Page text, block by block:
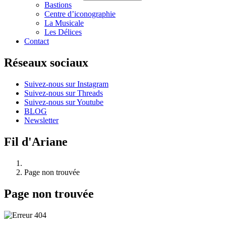
Bastions
Centre d’iconographie
La Musicale
Les Délices
Contact
Réseaux sociaux
Suivez-nous sur Instagram
Suivez-nous sur Threads
Suivez-nous sur Youtube
BLOG
Newsletter
Fil d'Ariane
Page non trouvée
Page non trouvée